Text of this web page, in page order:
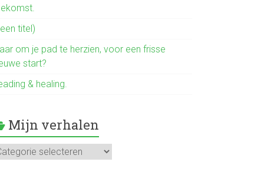
titel)
om je pad te herzien, voor een frisse
start?
& healing.
Mijn verhalen